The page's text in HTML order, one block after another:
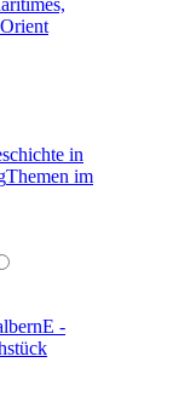
in
Themen im
E -